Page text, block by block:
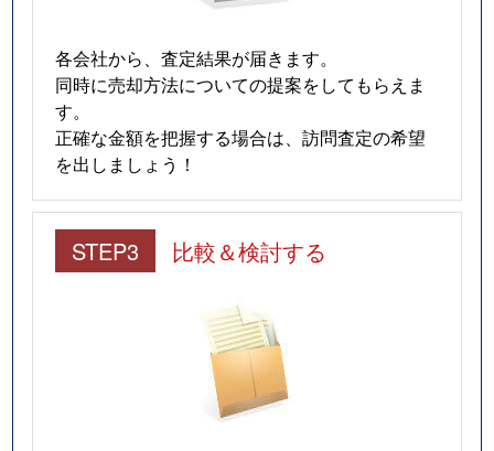
各会社から、査定結果が届きます。
同時に売却方法についての提案をしてもらえま
す。
正確な金額を把握する場合は、訪問査定の希望
を出しましょう！
STEP3 比較＆検討する